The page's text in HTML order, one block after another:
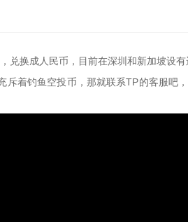
兑换成人民币，目前在深圳和新加坡设
斥着钓鱼空投币，那就联系TP的客服吧